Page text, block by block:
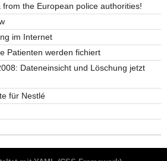
from the European police authorities!
im Internet
Patienten werden fichiert
Dateneinsicht und Löschung jetzt
für Nestlé